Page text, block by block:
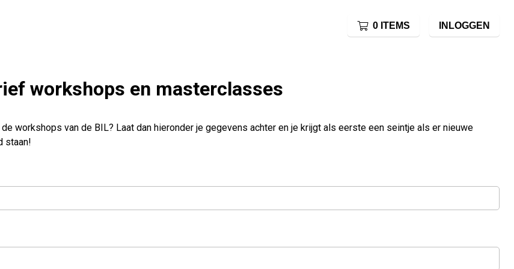
0 ITEMS INLOGGEN
workshops en masterclasses
workshops van de BIL? Laat dan hieronder je gegevens achter en je krijgt als eerste een seintje als er nieuwe
staan!